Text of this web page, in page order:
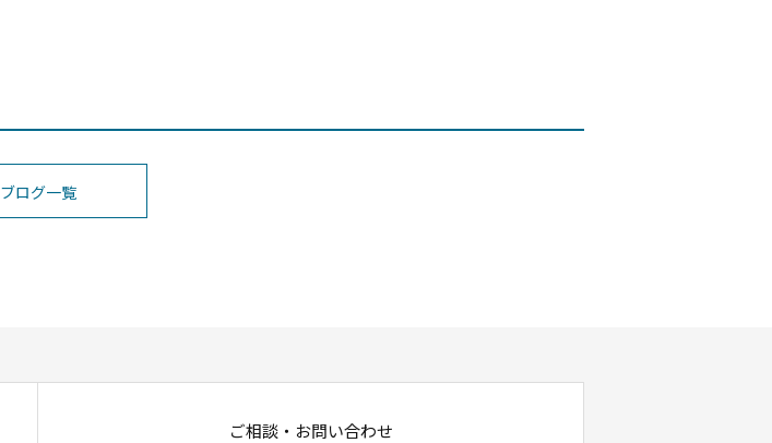
ブログ一覧
ご相談・お問い合わせ